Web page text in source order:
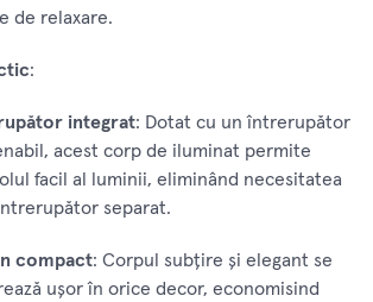
de relaxare.
:
integrat: Dotat cu un întrerupător
acest corp de iluminat permite
facil al luminii, eliminând necesitatea
separat.
compact: Corpul subțire și elegant se
ușor în orice decor, economisind